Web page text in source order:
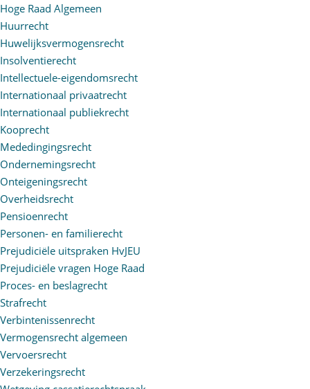
Hoge Raad Algemeen
Huurrecht
Huwelijksvermogensrecht
Insolventierecht
Intellectuele-eigendomsrecht
Internationaal privaatrecht
Internationaal publiekrecht
Kooprecht
Mededingingsrecht
Ondernemingsrecht
Onteigeningsrecht
Overheidsrecht
Pensioenrecht
Personen- en familierecht
Prejudiciële uitspraken HvJEU
Prejudiciële vragen Hoge Raad
Proces- en beslagrecht
Strafrecht
Verbintenissenrecht
Vermogensrecht algemeen
Vervoersrecht
Verzekeringsrecht